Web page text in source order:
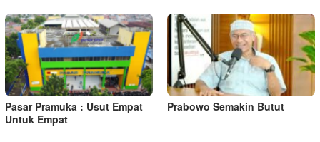
Pasar Pramuka : Usut Empat
Untuk Empat
Prabowo Semakin Butut